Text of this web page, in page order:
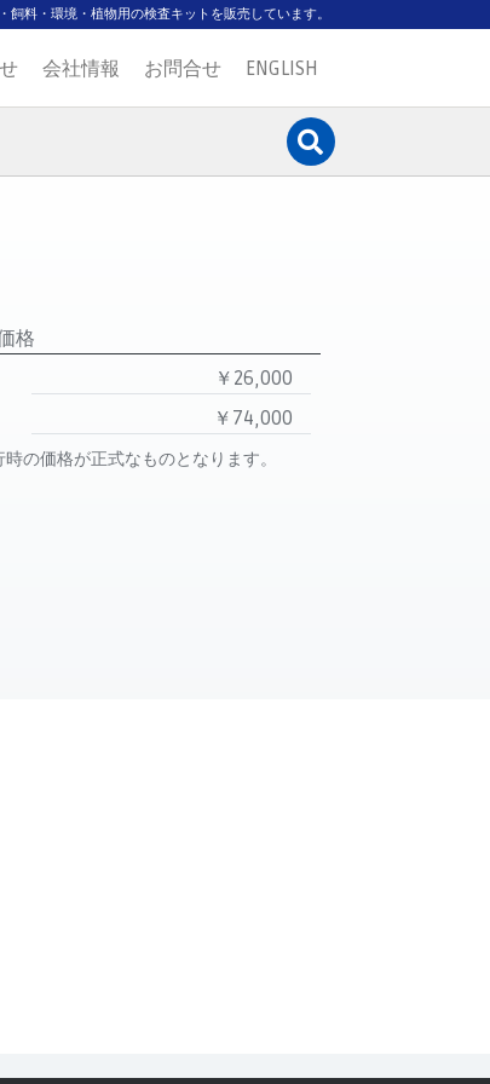
料・環境・植物用の検査キットを販売しています。
会社情報 お問合せ ENGLISH
格
￥26,000
￥74,000
の価格が正式なものとなります。